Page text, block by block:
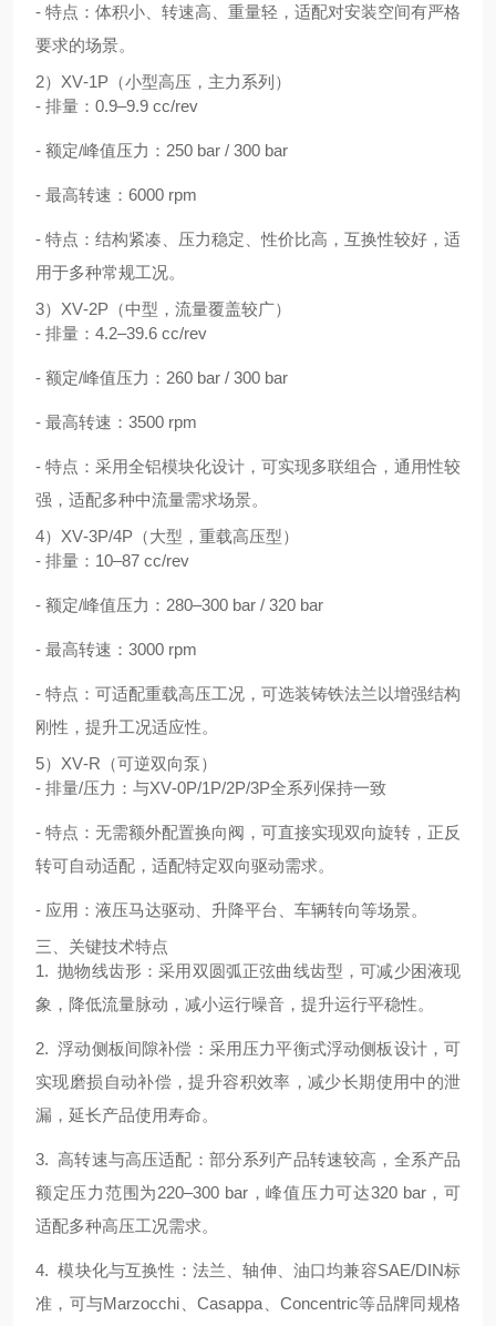
- 特点：体积小、转速高、重量轻，适配对安装空间有严格
要求的场景。
2）XV‑1P（小型高压，主力系列）
- 排量：0.9–9.9 cc/rev
- 额定/峰值压力：250 bar / 300 bar
- 最高转速：6000 rpm
- 特点：结构紧凑、压力稳定、性价比高，互换性较好，适
用于多种常规工况。
3）XV‑2P（中型，流量覆盖较广）
- 排量：4.2–39.6 cc/rev
- 额定/峰值压力：260 bar / 300 bar
- 最高转速：3500 rpm
- 特点：采用全铝模块化设计，可实现多联组合，通用性较
强，适配多种中流量需求场景。
4）XV‑3P/4P（大型，重载高压型）
- 排量：10–87 cc/rev
- 额定/峰值压力：280–300 bar / 320 bar
- 最高转速：3000 rpm
- 特点：可适配重载高压工况，可选装铸铁法兰以增强结构
刚性，提升工况适应性。
5）XV‑R（可逆双向泵）
- 排量/压力：与XV‑0P/1P/2P/3P全系列保持一致
- 特点：无需额外配置换向阀，可直接实现双向旋转，正反
转可自动适配，适配特定双向驱动需求。
- 应用：液压马达驱动、升降平台、车辆转向等场景。
三、关键技术特点
1. 抛物线齿形：采用双圆弧正弦曲线齿型，可减少困液现
象，降低流量脉动，减小运行噪音，提升运行平稳性。
2. 浮动侧板间隙补偿：采用压力平衡式浮动侧板设计，可
实现磨损自动补偿，提升容积效率，减少长期使用中的泄
漏，延长产品使用寿命。
3. 高转速与高压适配：部分系列产品转速较高，全系产品
额定压力范围为220–300 bar，峰值压力可达320 bar，可
适配多种高压工况需求。
4. 模块化与互换性：法兰、轴伸、油口均兼容SAE/DIN标
准，可与Marzocchi、Casappa、Concentric等品牌同规格